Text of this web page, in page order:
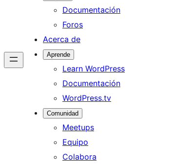
Documentación
Foros
Acerca de
Aprende
Learn WordPress
Documentación
WordPress.tv
Comunidad
Meetups
Equipo
Colabora